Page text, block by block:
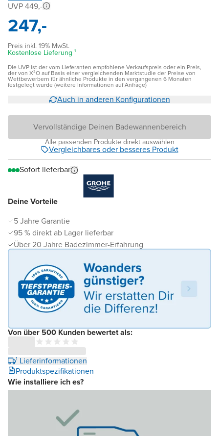
Deine Vorteile
5 Jahre Garantie
95 % direkt ab Lager lieferbar
Über 20 Jahre Badezimmer-Erfahrung
Von über 500 Kunden bewertet als:
¹ Lieferinformationen
Produktspezifikationen
Wie installiere ich es?
UVP 449,-
247,-
Preis inkl. 19% MwSt.
Kostenlose Lieferung ¹
Die UVP ist der vom Lieferanten empfohlene Verkaufspreis oder ein Preis,
der von X²O auf Basis einer vergleichenden Marktstudie der Preise von
Wettbewerbern für ähnliche Produkte in den vergangenen 6 Monaten
festgelegt wurde (weitere Informationen auf Anfrage)
Auch in anderen Konfigurationen
Vervollständige Deinen Badewannenbereich
Alle passenden Produkte direkt auswählen
Vergleichbares oder besseres Produkt
Sofort lieferbar